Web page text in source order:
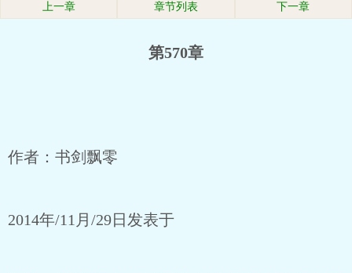
上一章 章节列表 下一章
第570章
作者：书剑飘零
2014年/11月/29日发表于